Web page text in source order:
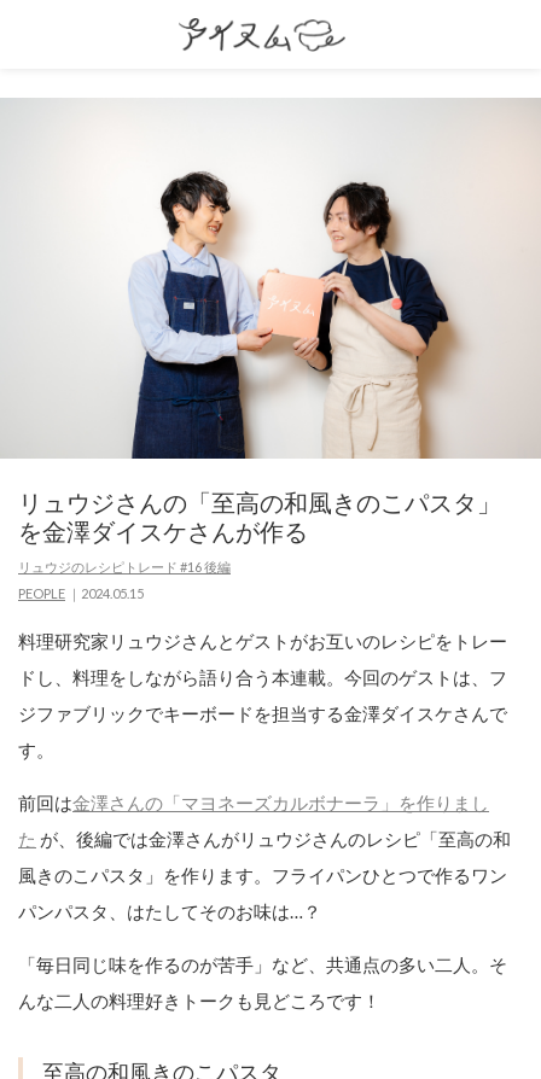
リュウジさんの「至高の和風きのこパスタ」
を金澤ダイスケさんが作る
リュウジのレシピトレード #16 後編
PEOPLE
2024.05.15
料理研究家リュウジさんとゲストがお互いのレシピをトレー
ドし、料理をしながら語り合う本連載。今回のゲストは、フ
ジファブリックでキーボードを担当する金澤ダイスケさんで
す。
前回は金澤さんの「マヨネーズカルボナーラ」を作りまし
た が、後編では金澤さんがリュウジさんのレシピ「至高の和
風きのこパスタ」を作ります。フライパンひとつで作るワン
パンパスタ、はたしてそのお味は…？
「毎日同じ味を作るのが苦手」など、共通点の多い二人。そ
んな二人の料理好きトークも見どころです！
至高の和風きのこパスタ